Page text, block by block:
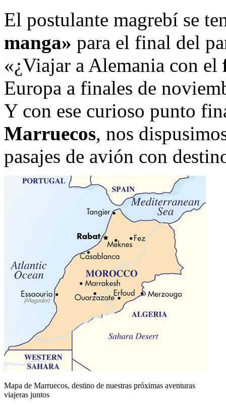
El postulante magrebí se
manga» para el final del
«¿Viajar a Alemania con el
Europa a finales de
Y con ese curioso punto
Marruecos, nos
pasajes de avión con
Mapa de Marruecos, destino de nuestras próximas aventuras
viajeras juntos